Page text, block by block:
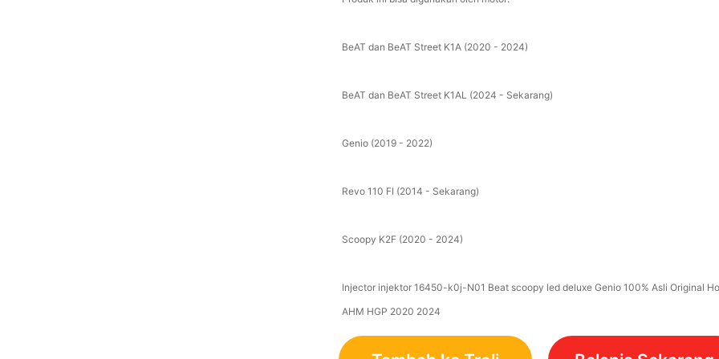
BeAT dan BeAT Street K1A (2020 - 2024)
BeAT dan BeAT Street K1AL (2024 - Sekarang)
Genio (2019 - 2022)
Revo 110 FI (2014 - Sekarang)
Scoopy K2F (2020 - 2024)
Injector injektor 16450-k0j-N01 Beat scoopy led deluxe Genio 100% Asli Original
AHM HGP 2020 2024